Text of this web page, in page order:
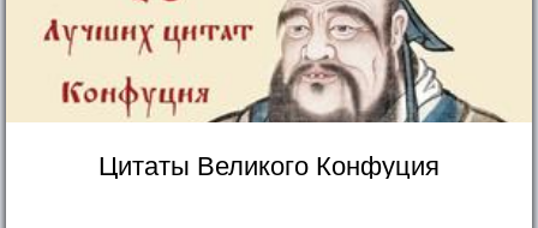
Цитаты Великого Конфуция